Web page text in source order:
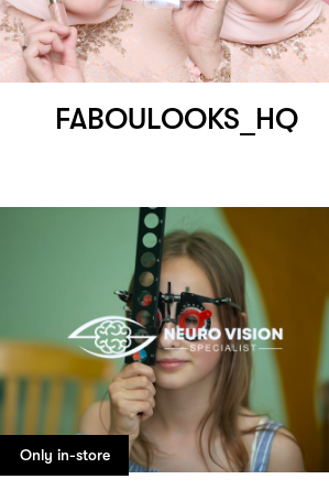
FABOULOOKS_HQ
Only in-store